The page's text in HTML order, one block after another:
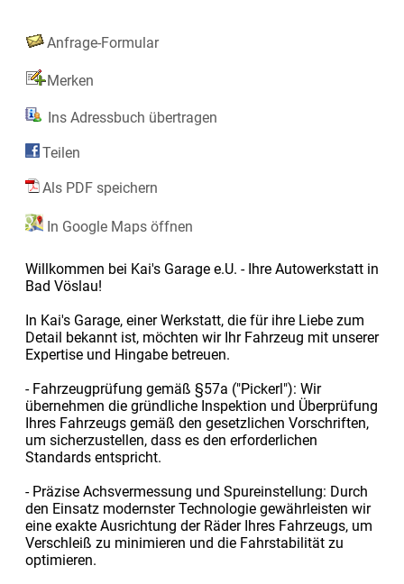
Anfrage-Formular
Merken
Ins Adressbuch übertragen
Teilen
Als PDF speichern
In Google Maps öffnen
Willkommen bei Kai's Garage e.U. - Ihre Autowerkstatt in
Bad Vöslau!
In Kai's Garage, einer Werkstatt, die für ihre Liebe zum
Detail bekannt ist, möchten wir Ihr Fahrzeug mit unserer
Expertise und Hingabe betreuen.
- Fahrzeugprüfung gemäß §57a ("Pickerl"): Wir
übernehmen die gründliche Inspektion und Überprüfung
Ihres Fahrzeugs gemäß den gesetzlichen Vorschriften,
um sicherzustellen, dass es den erforderlichen
Standards entspricht.
- Präzise Achsvermessung und Spureinstellung: Durch
den Einsatz modernster Technologie gewährleisten wir
eine exakte Ausrichtung der Räder Ihres Fahrzeugs, um
Verschleiß zu minimieren und die Fahrstabilität zu
optimieren.